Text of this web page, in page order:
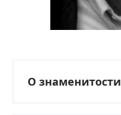
О знаменитости